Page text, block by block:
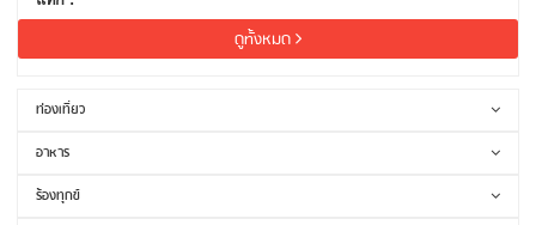
ดูทั้งหมด
ท่องเที่ยว
อาหาร
ร้องทุกข์